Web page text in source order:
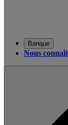
Banque
Nous